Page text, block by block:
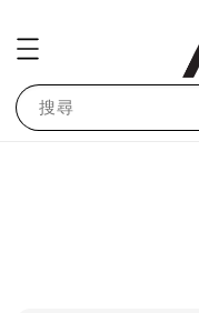
搜尋